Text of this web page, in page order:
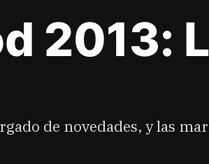
2013:
de novedades, y las